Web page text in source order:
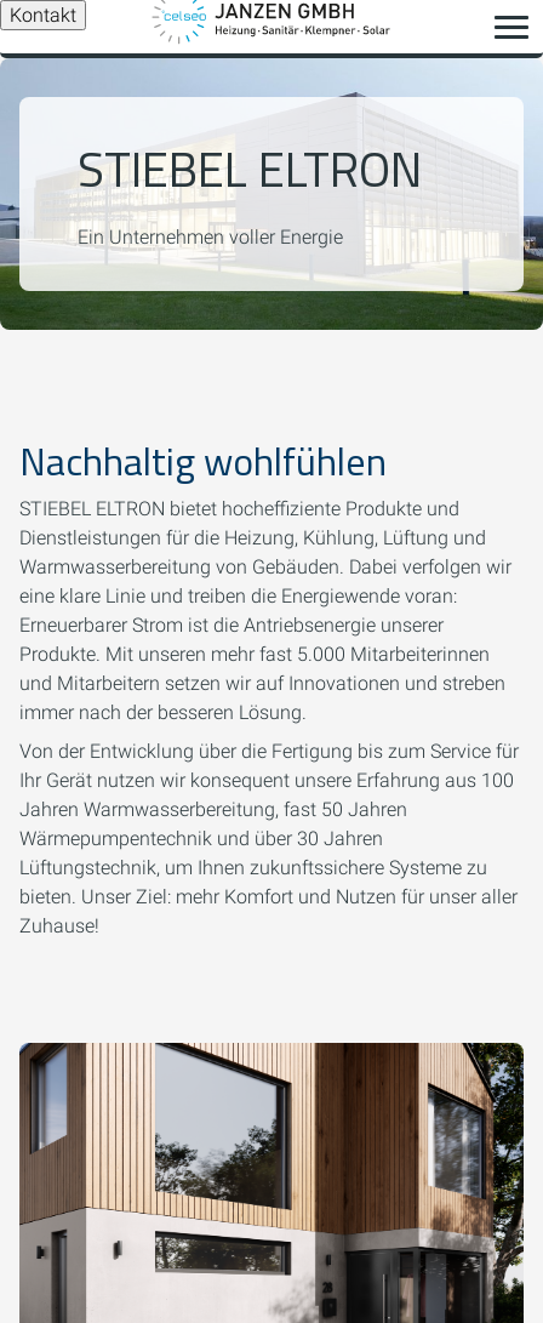
Kontakt
STIEBEL ELTRON
Ein Unternehmen voller Energie
Nachhaltig wohlfühlen
STIEBEL ELTRON bietet hocheffiziente Produkte und
Dienstleistungen für die Heizung, Kühlung, Lüftung und
Warmwasserbereitung von Gebäuden. Dabei verfolgen wir
eine klare Linie und treiben die Energiewende voran:
Erneuerbarer Strom ist die Antriebsenergie unserer
Produkte. Mit unseren mehr fast 5.000 Mitarbeiterinnen
und Mitarbeitern setzen wir auf Innovationen und streben
immer nach der besseren Lösung.
Von der Entwicklung über die Fertigung bis zum Service für
Ihr Gerät nutzen wir konsequent unsere Erfahrung aus 100
Jahren Warmwasserbereitung, fast 50 Jahren
Wärmepumpentechnik und über 30 Jahren
Lüftungstechnik, um Ihnen zukunftssichere Systeme zu
bieten. Unser Ziel: mehr Komfort und Nutzen für unser aller
Zuhause!